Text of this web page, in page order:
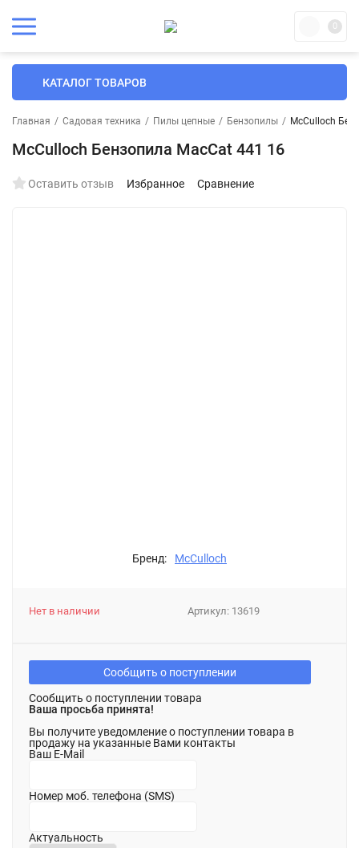
0
КАТАЛОГ ТОВАРОВ
Главная / Садовая техника / Пилы цепные / Бензопилы / McCulloch
McCulloch Бензопила MacCat 441 16
Оставить отзыв Избранное Сравнение
Бренд: McCulloch
Артикул: 13619
Нет в наличии
Сообщить о поступлении
Сообщить о поступлении товара
Ваша просьба принята!
Вы получите уведомление о поступлении товара в
продажу на указанные Вами контакты
Ваш E-Mail
Номер моб. телефона (SMS)
Актуальность